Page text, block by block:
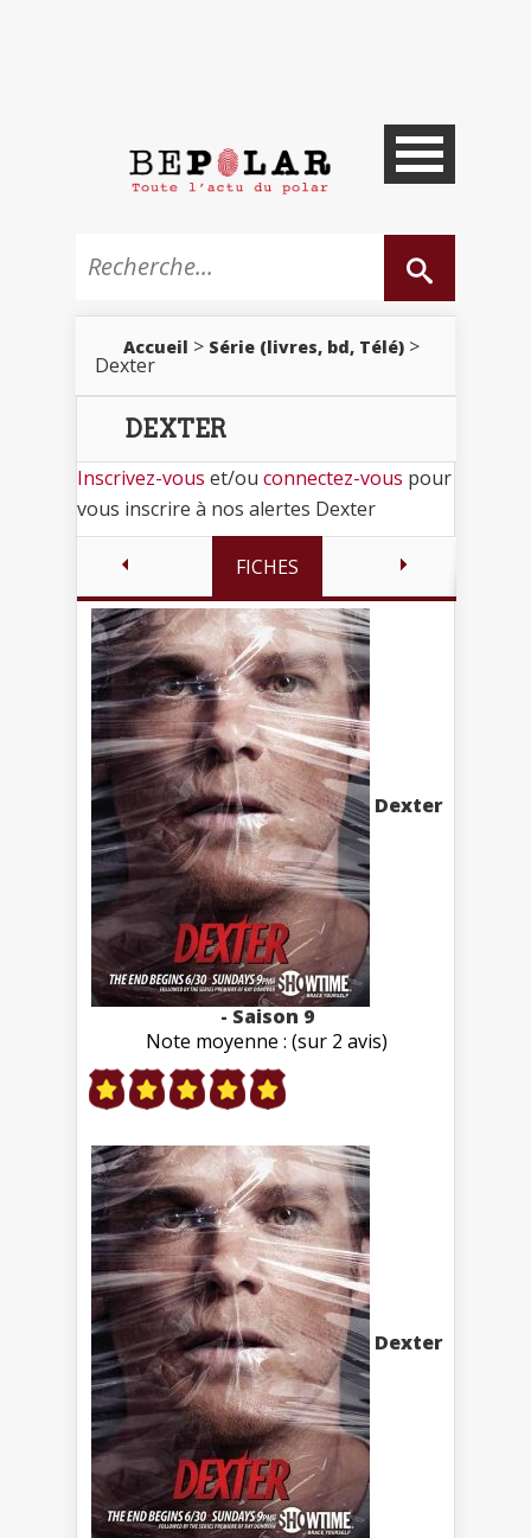
Accueil > Série (livres, bd, Télé) >
Dexter
DEXTER
Inscrivez-vous et/ou connectez-vous pour
vous inscrire à nos alertes Dexter
FICHES
Dexter
- Saison 9
Note moyenne : (sur 2 avis)
Dexter